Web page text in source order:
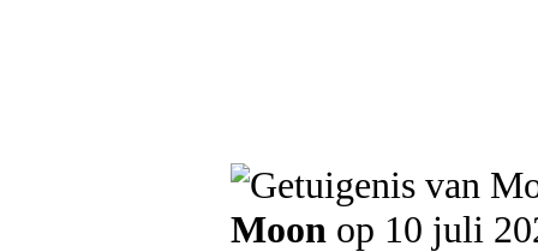
Moon op 10 juli